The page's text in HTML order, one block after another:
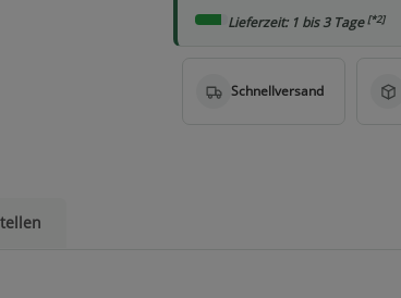
Lieferzeit: 1 bis 3 Tage [*2]